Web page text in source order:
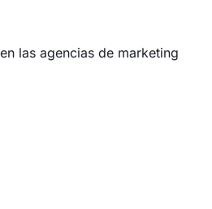
las agencias de marketing